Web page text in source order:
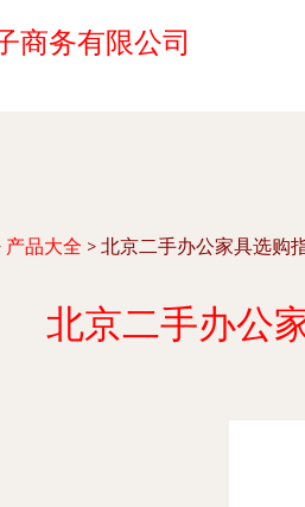
商务有限公司
产品大全 > 北京二手办公家具选购
北京二手办公